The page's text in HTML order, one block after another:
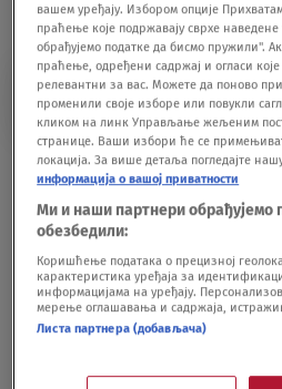
KZŠ
Advokatica kojoj
snimcima:
HRONIKA18.01.22.
kritikovala
KULTURA09.02.21.
вашем уређају. Избором опције
праћење које подржавају сврхе
обрађујемо податке да бисмо пружили".
праћење, одређени садржај и огласи
релевантни за вас. Можете да поново
променили своје изборе или повукли
кликом на линк Управљање жељеним
странице. Ваши избори ће се
локација. За више детаља погледајте
информација о вашој приватности
Ми и наши партнери обрађујемо
обезбедили:
Коришћење података о прецизној
карактеристика уређаја за
информацијама на уређају.
мерење оглашавања и садржаја,
Листа партнера (добављача)